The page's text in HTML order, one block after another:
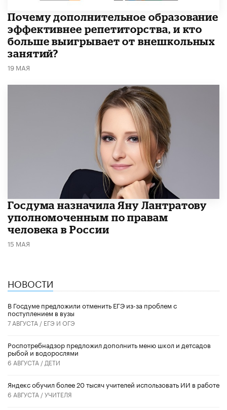
​Почему дополнительное образование
эффективнее репетиторства, и кто
больше выигрывает от внешкольных
занятий?
19 МАЯ
Госдума назначила Яну Лантратову
уполномоченным по правам
человека в России
15 МАЯ
НОВОСТИ
В Госдуме предложили отменить ЕГЭ из-за проблем с
поступлением в вузы
7 АВГУСТА / ЕГЭ И ОГЭ
Роспотребнадзор предложил дополнить меню школ и детсадов
рыбой и водорослями
6 АВГУСТА / ДЕТИ
​Яндекс обучил более 20 тысяч учителей использовать ИИ в работе
6 АВГУСТА /УЧИТЕЛЯ